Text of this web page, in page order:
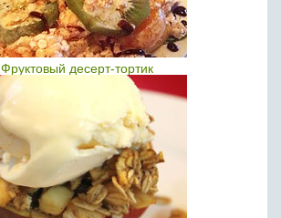
Фруктовый десерт-тортик